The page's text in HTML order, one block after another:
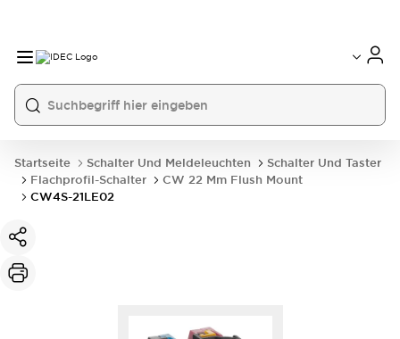
Startseite Schalter Und Meldeleuchten
Schalter Und Taster
Flachprofil-Schalter
CW 22 Mm Flush Mount
CW4S-21LE02